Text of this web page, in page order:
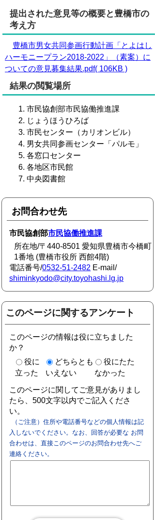
提出された意見等の概要と豊橋市の
考え方
豊橋市男女共同参画行動計画「とよはし
ハーモニープラン2018-2022」（素案）に
ついての意見募集結果.pdf( 106KB )
結果の閲覧場所
市民協創部市民協働推進課
じょうほうひろば
市民センター（カリオンビル）
男女共同参画センター「パルモ」
各窓口センター
各地区市民館
中央図書館
お問合わせ先
市民協創部市民協働推進課
所在地/〒440-8501 愛知県豊橋市今橋町
1番地 (豊橋市役所 西館4階)
電話番号/0532-51-2482 E-mail/
shiminkyodo@city.toyohashi.lg.jp
このページに関するアンケート
このページの情報は役に立ちました
か？
役に
立った
どちらとも
いえない
役にたた
なかった
このページに関してご意見がありまし
たら、500文字以内でご記入くださ
い。
（ご注意）住所や電話番号などの個人情報は記
入しないでください。なお、回答が必要な お問
合わせは、直接このページのお問合わせ先へご
連絡ください。